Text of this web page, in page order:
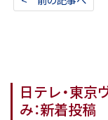
日テレ・東
み：新着投稿